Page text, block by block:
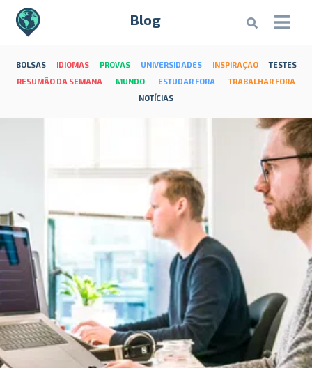
Blog
BOLSAS IDIOMAS PROVAS UNIVERSIDADES INSPIRAÇÃO
TESTES
RESUMÃO DA SEMANA
MUNDO ESTUDAR FORA
TRABALHAR FORA
NOTÍCIAS